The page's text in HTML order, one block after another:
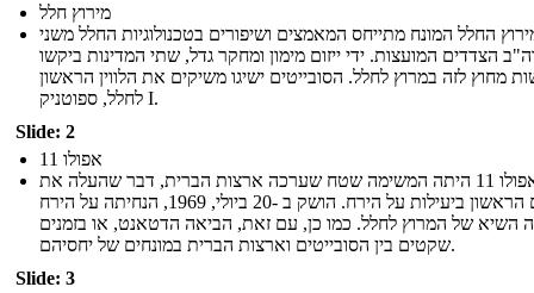
מירוץ חלל
החלל המונח מתייחס המאמצים ושיפורים בטכנולוגיות החלל משני
הצדדים המועצות. ידי ייזום מימון ומחקר גדל, שתי המדינות ביקשו
מחוץ לזה במרוץ לחלל. הסובייטים ישיגו משיקים את הלווין הראשון
לחלל, ספוטניק I.
Slide: 2
אפולו 11
אפולו 11 היתה המשימה שטח שערכה ארצות הברית, דבר שהעלה את
האדם הראשון ביעילות על הירח. הושק ב -20 ביולי, 1969, הנחיתה על הירח
השיא של המרוץ לחלל. כמו כן, עם זאת, הביאה הדטאנט, או בזמנים
שקטים בין הסובייטים וארצות הברית במונחים של יחסיהם.
Slide: 3